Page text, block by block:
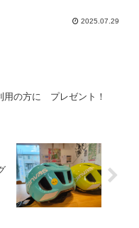
でツーリングを楽しまれて
2025.07.29
用の方に プレゼント！